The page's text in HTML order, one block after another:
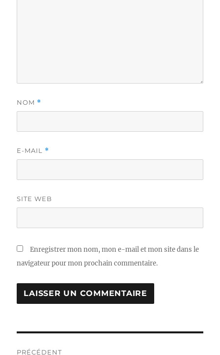
NOM *
E-MAIL *
SITE WEB
Enregistrer mon nom, mon e-mail et mon site dans le
navigateur pour mon prochain commentaire.
PRÉCÉDENT